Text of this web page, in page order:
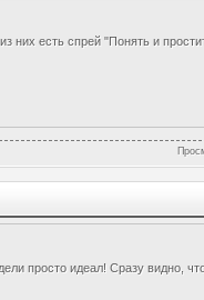
них есть спрей "Понять и
просто идеал! Сразу видно,